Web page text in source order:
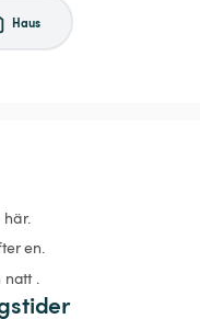
Haus
här.
en.
.